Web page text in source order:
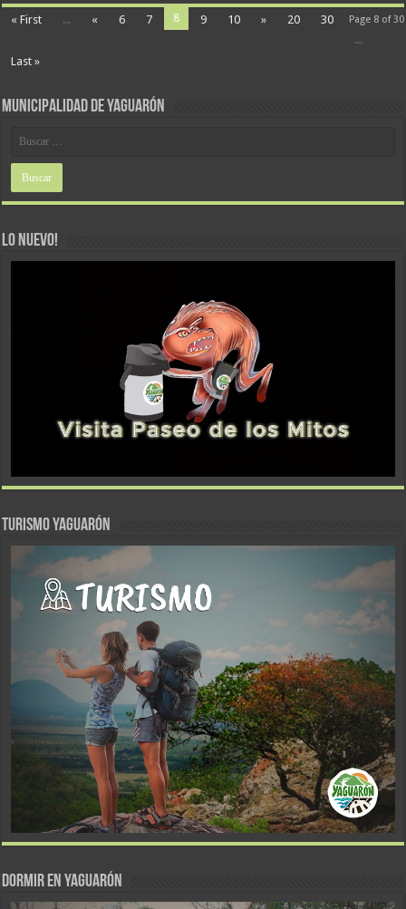
Page 8 of 30
« First ... « 6 7 8 9 10 » 20
30
...
Last »
MUNICIPALIDAD DE YAGUARÓN
LO NUEVO!
TURISMO YAGUARÓN
DORMIR EN YAGUARÓN